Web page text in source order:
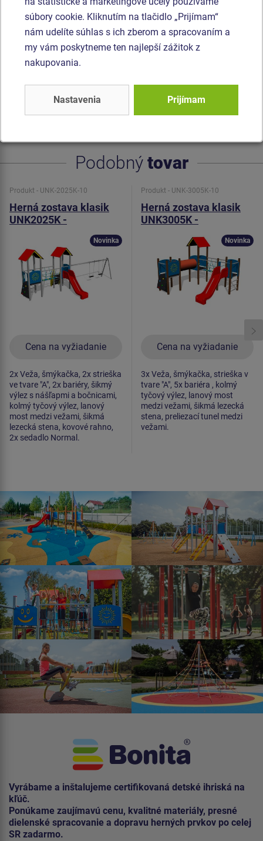
vysokou farebnou stálosťou, odolnosťou proti UV žiareniu
a olnosťou proti vode). Sedadlo Normal hojdačky je
hlinikové, obalené mäkkou a pohodlnou gumou. Reťaze sú
nerezové, čím sa docieli veľmi výrazného predĺženia ich
kožu na rukách. Všetok spojovací materiál je pozinkovaný
Podobný tovar
Produkt - UNK-2025K-10
Herná zostava klasik
UNK2025K -
Cena na vyžiadanie
Novinka
2x Veža, šmýkačka, 2x strieška
ve tvare "A", 2x bariéry, šikmý
výlez s nášľapmi a bočnicami,
kolmý tyčový výlez, lanový
most medzi vežami, šikmá
lezecká stena, kovové rahno,
2x sedadlo Normal.
Produkt - UNK-3005K-10
Herná zostava klasik
UNK3005K -
Cena na vyžiadanie
Novinka
3x Veža, šmýkačka, strieška v
tvare "A", 5x bariéra , kolmý
tyčový výlez, lanový most
medzi vežami, šikmá lezecká
stena, preliezací tunel medzi
vežami.
Vyrábame a inštalujeme certifikovaná detské ihriská na
kľúč.
Ponúkame zaujímavú cenu, kvalitné materiály, presné
dielenské spracovanie a dopravu herných prvkov po celej
SR zadarmo.
súbory cookie. Kliknutím na tlačidlo „Prijímam“
nám udelíte súhlas s ich zberom a spracovaním a
my vám poskytneme ten najlepší zážitok z
nakupovania.
Nastavenia Prijímam